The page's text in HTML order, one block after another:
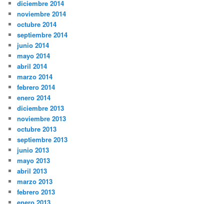
diciembre 2014
noviembre 2014
octubre 2014
septiembre 2014
junio 2014
mayo 2014
abril 2014
marzo 2014
febrero 2014
enero 2014
diciembre 2013
noviembre 2013
octubre 2013
septiembre 2013
junio 2013
mayo 2013
abril 2013
marzo 2013
febrero 2013
enero 2013